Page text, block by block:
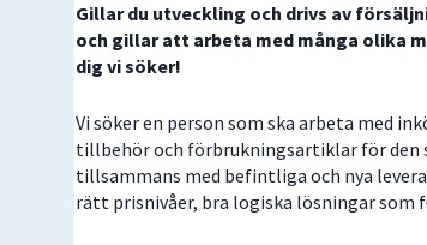
Gillar du utveckling och drivs av
och gillar att arbeta med många olika
dig vi söker!
Vi söker en person som ska arbeta med
tillbehör och förbrukningsartiklar för den
tillsammans med befintliga och nya
rätt prisnivåer, bra logiska lösningar som